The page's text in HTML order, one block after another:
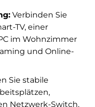
Verbinden Sie
TV, einer
im Wohnzimmer
und Online-
Sie stabile
Netzwerk-Switch,